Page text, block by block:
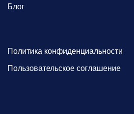
Блог
Политика конфиденциальности
Пользовательское соглашение